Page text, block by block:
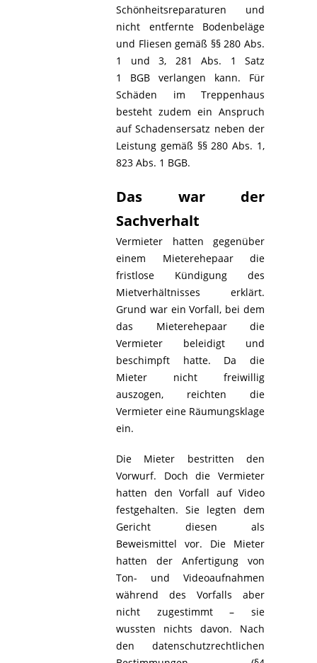
Schönheitsreparaturen und
nicht entfernte Bodenbeläge
und Fliesen gemäß §§ 280 Abs.
1 und 3, 281 Abs. 1 Satz
1 BGB verlangen kann. Für
Schäden im Treppenhaus
besteht zudem ein Anspruch
auf Schadensersatz neben der
Leistung gemäß §§ 280 Abs. 1,
823 Abs. 1 BGB.
Das war der
Sachverhalt
Vermieter hatten gegenüber
einem Mieterehepaar die
fristlose Kündigung des
Mietverhältnisses erklärt.
Grund war ein Vorfall, bei dem
das Mieterehepaar die
Vermieter beleidigt und
beschimpft hatte. Da die
Mieter nicht freiwillig
auszogen, reichten die
Vermieter eine Räumungsklage
ein.
Die Mieter bestritten den
Vorwurf. Doch die Vermieter
hatten den Vorfall auf Video
festgehalten. Sie legten dem
Gericht diesen als
Beweismittel vor. Die Mieter
hatten der Anfertigung von
Ton- und Videoaufnahmen
während des Vorfalls aber
nicht zugestimmt – sie
wussten nichts davon. Nach
den datenschutzrechtlichen